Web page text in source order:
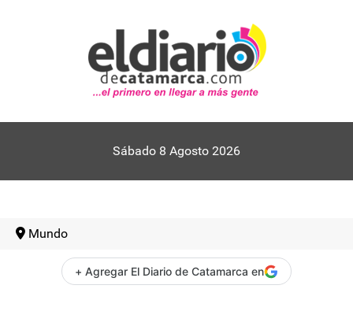
Sábado 8 Agosto 2026
Mundo
+ Agregar El Diario de Catamarca en